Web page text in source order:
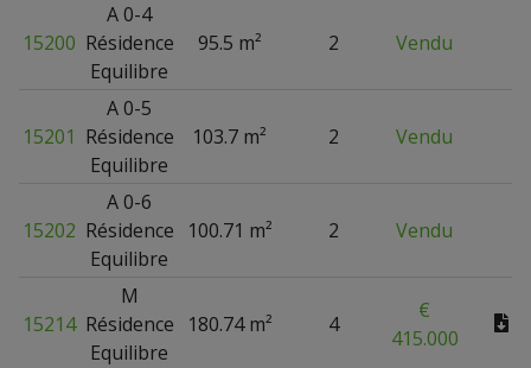
15200
A 0-4
Résidence
Equilibre
95.5 m² 2 Vendu
15201
A 0-5
Résidence
Equilibre
103.7 m² 2 Vendu
15202
A 0-6
Résidence
Equilibre
100.71 m² 2 Vendu
15214
M
Résidence
Equilibre
180.74 m² 4
€
415.000